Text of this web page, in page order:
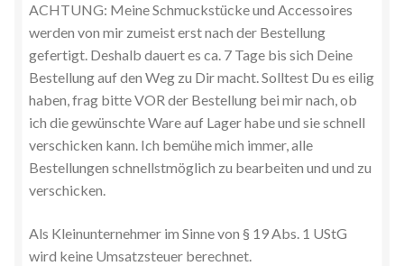
ACHTUNG: Meine Schmuckstücke und Accessoires
werden von mir zumeist erst nach der Bestellung
gefertigt. Deshalb dauert es ca. 7 Tage bis sich Deine
Bestellung auf den Weg zu Dir macht. Solltest Du es eilig
haben, frag bitte VOR der Bestellung bei mir nach, ob
ich die gewünschte Ware auf Lager habe und sie schnell
verschicken kann. Ich bemühe mich immer, alle
Bestellungen schnellstmöglich zu bearbeiten und und zu
verschicken.
Als Kleinunternehmer im Sinne von § 19 Abs. 1 UStG
wird keine Umsatzsteuer berechnet.